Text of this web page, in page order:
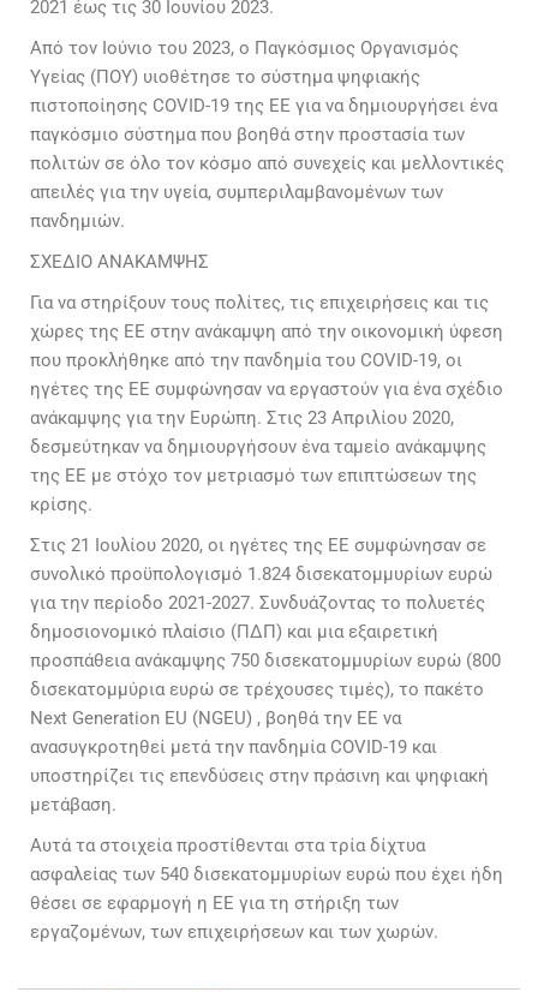
2021 έως τις 30 Ιουνίου 2023.
Από τον Ιούνιο του 2023, ο Παγκόσμιος Οργανισμός
Υγείας (ΠΟΥ) υιοθέτησε το σύστημα ψηφιακής
πιστοποίησης COVID-19 της ΕΕ για να δημιουργήσει ένα
παγκόσμιο σύστημα που βοηθά στην προστασία των
πολιτών σε όλο τον κόσμο από συνεχείς και μελλοντικές
απειλές για την υγεία, συμπεριλαμβανομένων των
πανδημιών.
ΣΧΕΔΙΟ ΑΝΑΚΑΜΨΗΣ
Για να στηρίξουν τους πολίτες, τις επιχειρήσεις και τις
χώρες της ΕΕ στην ανάκαμψη από την οικονομική ύφεση
που προκλήθηκε από την πανδημία του COVID-19, οι
ηγέτες της ΕΕ συμφώνησαν να εργαστούν για ένα σχέδιο
ανάκαμψης για την Ευρώπη. Στις 23 Απριλίου 2020,
δεσμεύτηκαν να δημιουργήσουν ένα ταμείο ανάκαμψης
της ΕΕ με στόχο τον μετριασμό των επιπτώσεων της
κρίσης.
Στις 21 Ιουλίου 2020, οι ηγέτες της ΕΕ συμφώνησαν σε
συνολικό προϋπολογισμό 1.824 δισεκατομμυρίων ευρώ
για την περίοδο 2021-2027. Συνδυάζοντας το πολυετές
δημοσιονομικό πλαίσιο (ΠΔΠ) και μια εξαιρετική
προσπάθεια ανάκαμψης 750 δισεκατομμυρίων ευρώ (800
δισεκατομμύρια ευρώ σε τρέχουσες τιμές), το πακέτο
Next Generation EU (NGEU) , βοηθά την ΕΕ να
ανασυγκροτηθεί μετά την πανδημία COVID-19 και
υποστηρίζει τις επενδύσεις στην πράσινη και ψηφιακή
μετάβαση.
Αυτά τα στοιχεία προστίθενται στα τρία δίχτυα
ασφαλείας των 540 δισεκατομμυρίων ευρώ που έχει ήδη
θέσει σε εφαρμογή η ΕΕ για τη στήριξη των
εργαζομένων, των επιχειρήσεων και των χωρών.